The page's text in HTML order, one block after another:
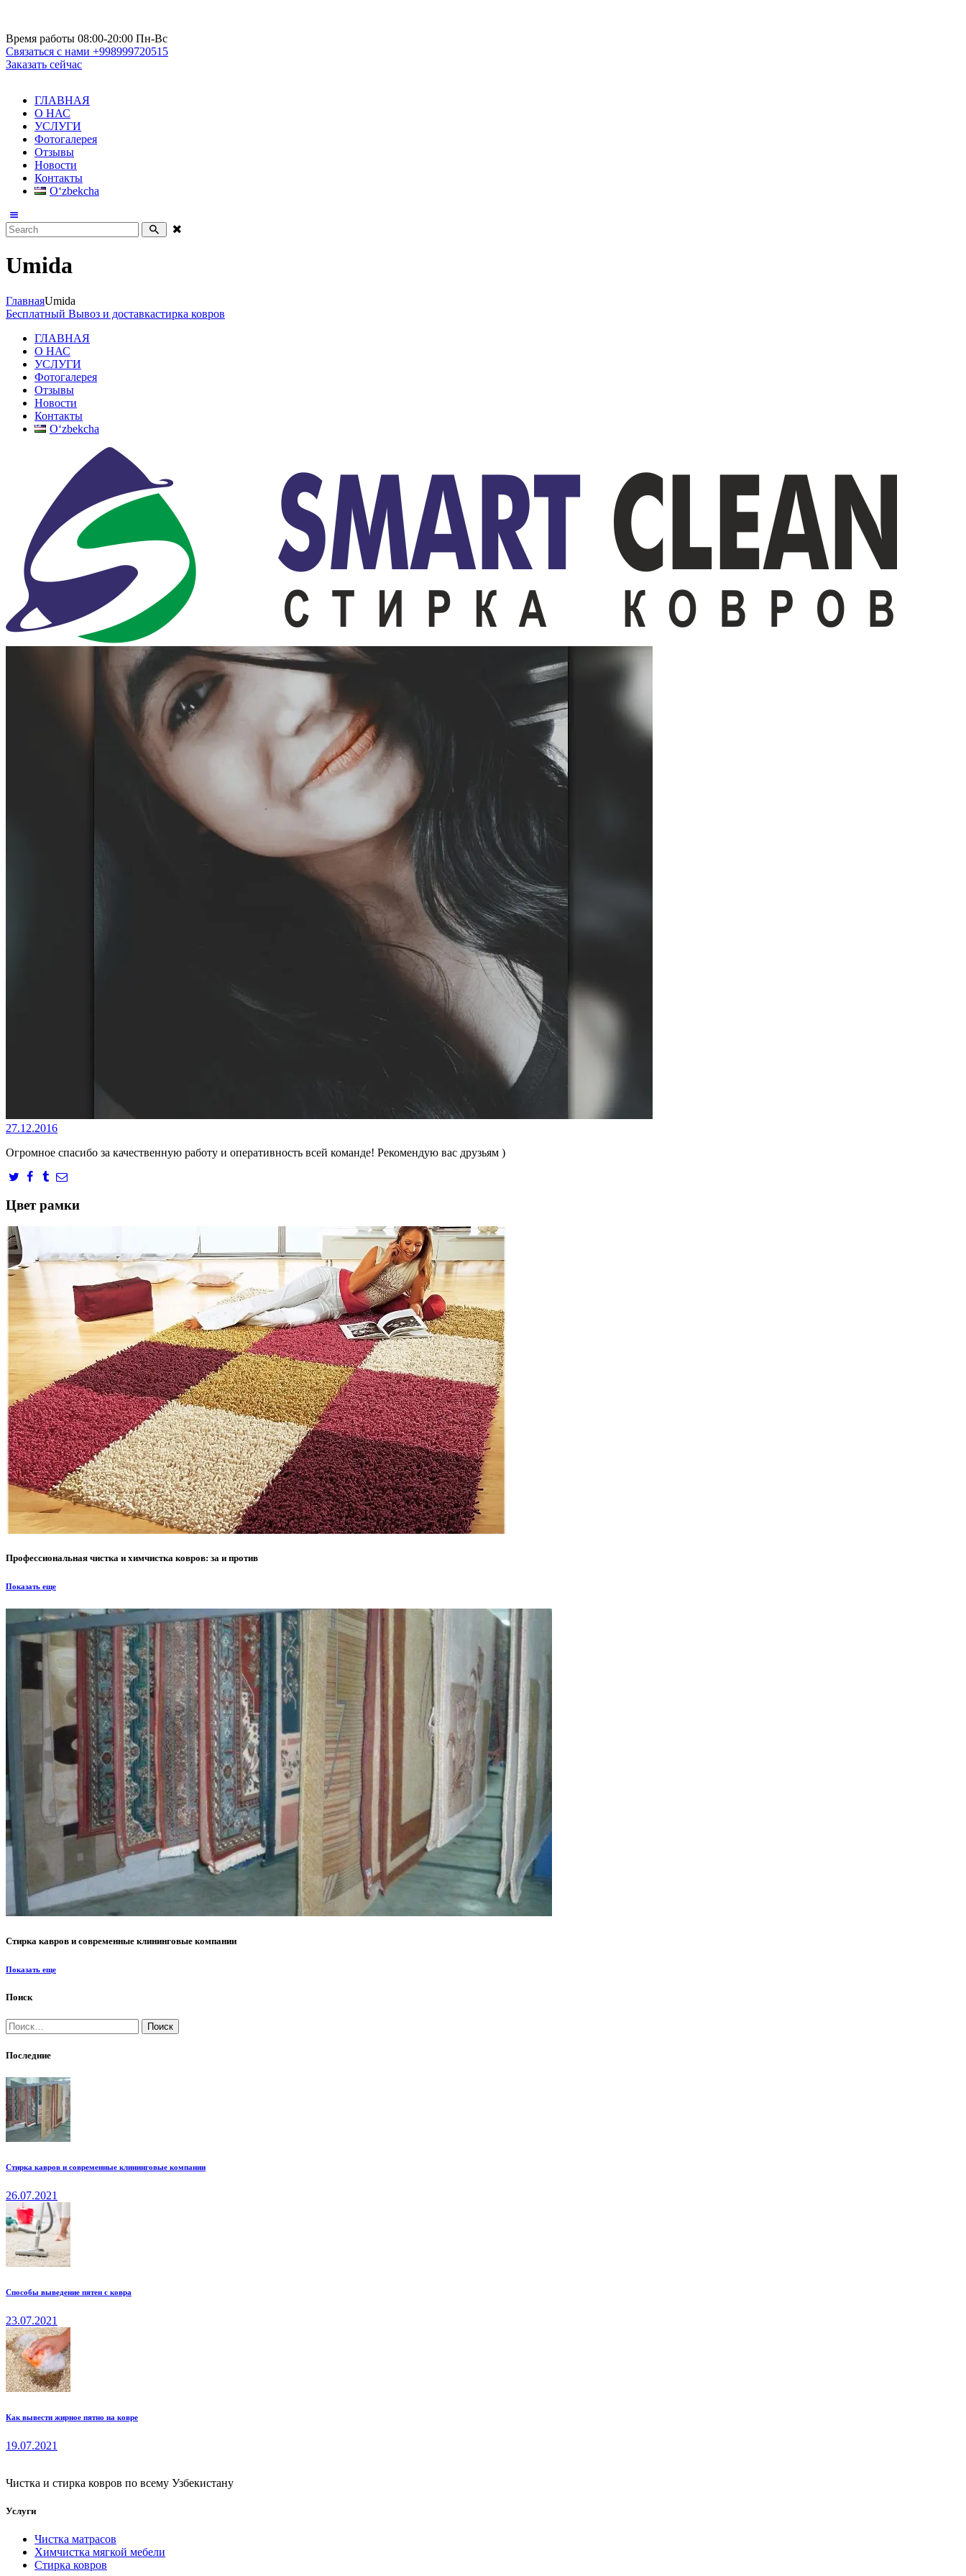
Время работы 08:00-20:00 Пн-Вс
Связаться с нами +998999720515
Заказать сейчас
ГЛАВНАЯ
О НАС
УСЛУГИ
Фотогалерея
Отзывы
Новости
Контакты
Oʻzbekcha
Umida
ГлавнаяUmida
Бесплатный Вывоз и доставкастирка ковров
ГЛАВНАЯ
О НАС
УСЛУГИ
Фотогалерея
Отзывы
Новости
Контакты
Oʻzbekcha
27.12.2016
Огромное спасибо за качественную работу и оперативность всей команде! Рекомендую вас друзьям )
Цвет рамки
Профессиональная чистка и химчистка ковров: за и против
Показать еще
Стирка кавров и современные клининговые компании
Показать еще
Поиск
Найти:
Последние
Стирка кавров и современные клининговые компании
26.07.2021
Способы выведение пятен с ковра
23.07.2021
Как вывести жирное пятно на ковре
19.07.2021
Чистка и стирка ковров по всему Узбекистану
Услуги
Чистка матрасов
Химчистка мягкой мебели
Стирка ковров